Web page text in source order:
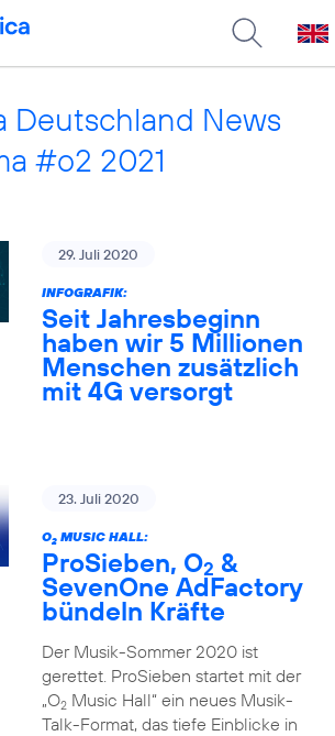
Deutschland News
#o2 2021
29. Juli 2020
INFOGRAFIK:
Seit Jahresbeginn
haben wir 5 Millionen
Menschen zusätzlich
mit 4G versorgt
23. Juli 2020
O2MUSIC HALL:
ProSieben, O2 &
SevenOne AdFactory
bündeln Kräfte
Der Musik-Sommer 2020 ist
gerettet. ProSieben startet mit der
„O2Music Hall“ ein neues Musik-
Talk-Format, das tiefe Einblicke in